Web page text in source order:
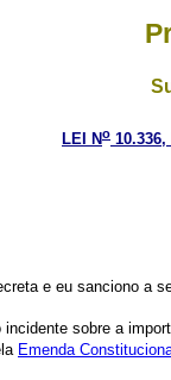
LEI No 10.336,
e eu sanciono a
sobre a
Emenda